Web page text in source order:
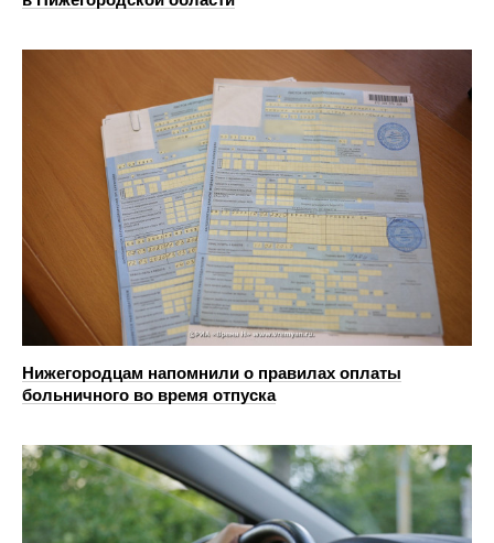
Нижегородцам напомнили о правилах оплаты
больничного во время отпуска